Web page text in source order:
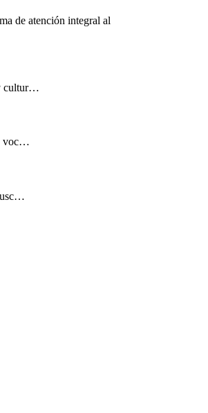
de atención integral al
cultur…
voc…